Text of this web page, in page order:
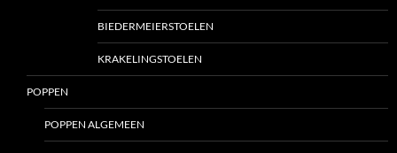
BIEDERMEIERSTOELEN
KRAKELINGSTOELEN
POPPEN
POPPEN ALGEMEEN